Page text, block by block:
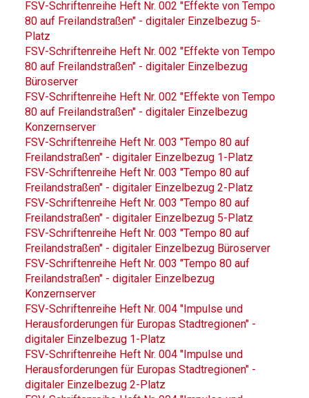
FSV-Schriftenreihe Heft Nr. 002 "Effekte von Tempo
80 auf Freilandstraßen" - digitaler Einzelbezug 5-
Platz
FSV-Schriftenreihe Heft Nr. 002 "Effekte von Tempo
80 auf Freilandstraßen" - digitaler Einzelbezug
Büroserver
FSV-Schriftenreihe Heft Nr. 002 "Effekte von Tempo
80 auf Freilandstraßen" - digitaler Einzelbezug
Konzernserver
FSV-Schriftenreihe Heft Nr. 003 "Tempo 80 auf
Freilandstraßen" - digitaler Einzelbezug 1-Platz
FSV-Schriftenreihe Heft Nr. 003 "Tempo 80 auf
Freilandstraßen" - digitaler Einzelbezug 2-Platz
FSV-Schriftenreihe Heft Nr. 003 "Tempo 80 auf
Freilandstraßen" - digitaler Einzelbezug 5-Platz
FSV-Schriftenreihe Heft Nr. 003 "Tempo 80 auf
Freilandstraßen" - digitaler Einzelbezug Büroserver
FSV-Schriftenreihe Heft Nr. 003 "Tempo 80 auf
Freilandstraßen" - digitaler Einzelbezug
Konzernserver
FSV-Schriftenreihe Heft Nr. 004 "Impulse und
Herausforderungen für Europas Stadtregionen" -
digitaler Einzelbezug 1-Platz
FSV-Schriftenreihe Heft Nr. 004 "Impulse und
Herausforderungen für Europas Stadtregionen" -
digitaler Einzelbezug 2-Platz